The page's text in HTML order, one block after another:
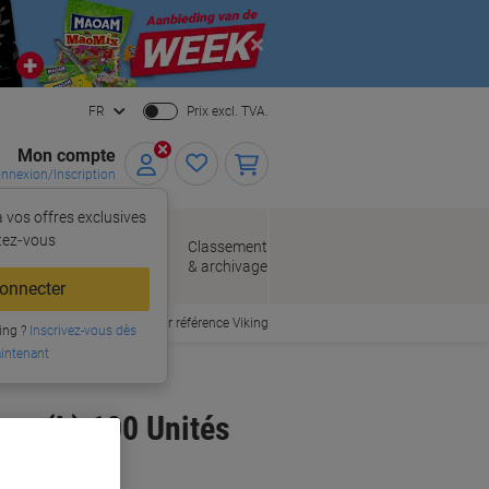
Close
FR Prix excl. TVA.
Mon compte
Inscription
vos offres exclusives
?Inscrivez-vous dès
de bureau
Classement
& archivage
Commander par référence Viking
(L) 100 Unités